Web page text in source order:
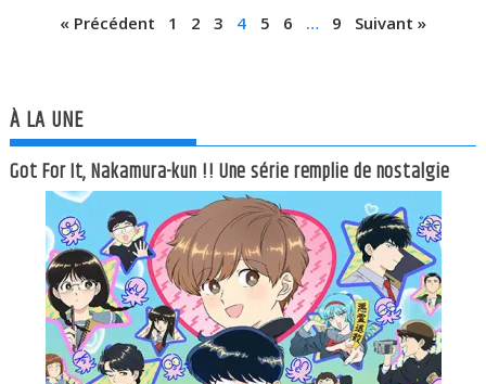
« Précédent 1 2 3 4 5 6 … 9 Suivant »
À LA UNE
Got For It, Nakamura-kun !! Une série remplie de nostalgie